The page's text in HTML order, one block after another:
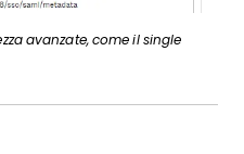
avanzate, come il single